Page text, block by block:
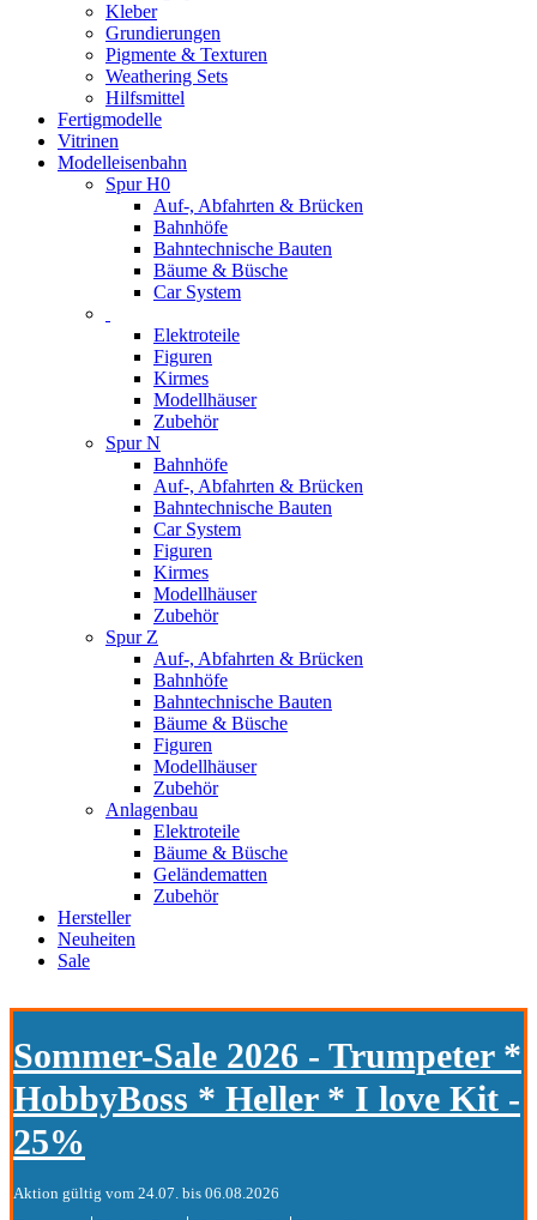
Kleber
Grundierungen
Pigmente & Texturen
Weathering Sets
Hilfsmittel
Fertigmodelle
Vitrinen
Modelleisenbahn
Spur H0
Auf-, Abfahrten & Brücken
Bahnhöfe
Bahntechnische Bauten
Bäume & Büsche
Car System
Elektroteile
Figuren
Kirmes
Modellhäuser
Zubehör
Spur N
Bahnhöfe
Auf-, Abfahrten & Brücken
Bahntechnische Bauten
Car System
Figuren
Kirmes
Modellhäuser
Zubehör
Spur Z
Auf-, Abfahrten & Brücken
Bahnhöfe
Bahntechnische Bauten
Bäume & Büsche
Figuren
Modellhäuser
Zubehör
Anlagenbau
Elektroteile
Bäume & Büsche
Geländematten
Zubehör
Hersteller
Neuheiten
Sale
Sommer-Sale 2026 - Trumpeter *
HobbyBoss * Heller * I love Kit -
25%
Aktion gültig vom 24.07. bis 06.08.2026